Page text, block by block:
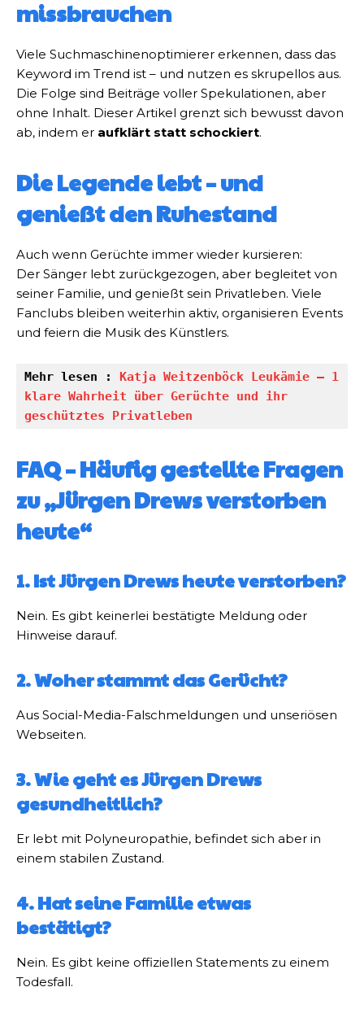
missbrauchen
Viele Suchmaschinenoptimierer erkennen, dass das
Keyword im Trend ist – und nutzen es skrupellos aus.
Die Folge sind Beiträge voller Spekulationen, aber
ohne Inhalt. Dieser Artikel grenzt sich bewusst davon
ab, indem er aufklärt statt schockiert.
Die Legende lebt – und
genießt den Ruhestand
Auch wenn Gerüchte immer wieder kursieren:
Der Sänger lebt zurückgezogen, aber begleitet von
seiner Familie, und genießt sein Privatleben. Viele
Fanclubs bleiben weiterhin aktiv, organisieren Events
und feiern die Musik des Künstlers.
Mehr lesen :
Katja Weitzenböck Leukämie – 1
klare Wahrheit über Gerüchte und ihr
geschütztes Privatleben
FAQ – Häufig gestellte Fragen
zu „Jürgen Drews verstorben
heute“
1. Ist Jürgen Drews heute verstorben?
Nein. Es gibt keinerlei bestätigte Meldung oder
Hinweise darauf.
2. Woher stammt das Gerücht?
Aus Social-Media-Falschmeldungen und unseriösen
Webseiten.
3. Wie geht es Jürgen Drews
gesundheitlich?
Er lebt mit Polyneuropathie, befindet sich aber in
einem stabilen Zustand.
4. Hat seine Familie etwas
bestätigt?
Nein. Es gibt keine offiziellen Statements zu einem
Todesfall.